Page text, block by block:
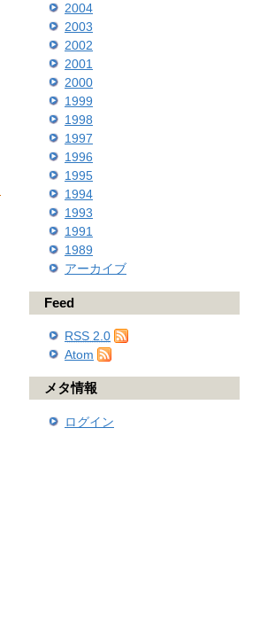
2004
2003
2002
2001
2000
1999
1998
1997
1996
1995
1994
1993
1991
1989
アーカイブ
Feed
RSS 2.0
Atom
メタ情報
ログイン